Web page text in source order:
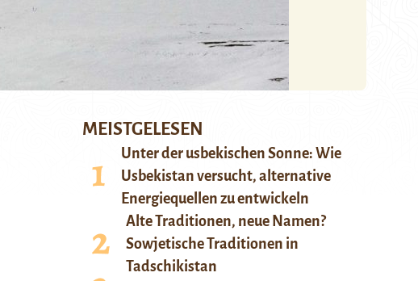
MEISTGELESEN
Unter der usbekischen Sonne: Wie
Usbekistan versucht, alternative
Energiequellen zu entwickeln
Alte Traditionen, neue Namen?
Sowjetische Traditionen in
Tadschikistan